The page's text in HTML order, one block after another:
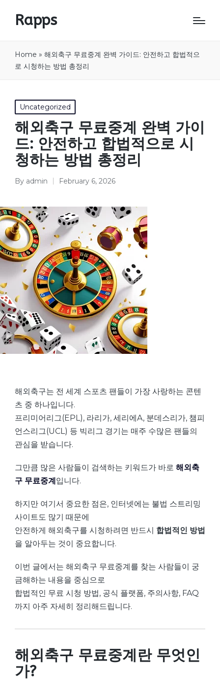
Rapps
Home » 해외축구 무료중계 완벽 가이드: 안전하고 합법적으
로 시청하는 방법 총정리
Posted
in
Uncategorized
해외축구 무료중계 완벽 가이
드: 안전하고 합법적으로 시
청하는 방법 총정리
Posted
By admin February 6, 2026
해외축구는 전 세계 스포츠 팬들이 가장 사랑하는 콘텐
츠 중 하나입니다.
프리미어리그(EPL), 라리가, 세리에A, 분데스리가, 챔피
언스리그(UCL) 등 빅리그 경기는 매주 수많은 팬들의
관심을 받습니다.
그만큼 많은 사람들이 검색하는 키워드가 바로 해외축
구 무료중계입니다.
하지만 여기서 중요한 점은, 인터넷에는 불법 스트리밍
사이트도 많기 때문에
안전하게 해외축구를 시청하려면 반드시 합법적인 방법
을 알아두는 것이 중요합니다.
이번 글에서는 해외축구 무료중계를 찾는 사람들이 궁
금해하는 내용을 중심으로
합법적인 무료 시청 방법, 공식 플랫폼, 주의사항, FAQ
까지 아주 자세히 정리해드립니다.
해외축구 무료중계란 무엇인
가?